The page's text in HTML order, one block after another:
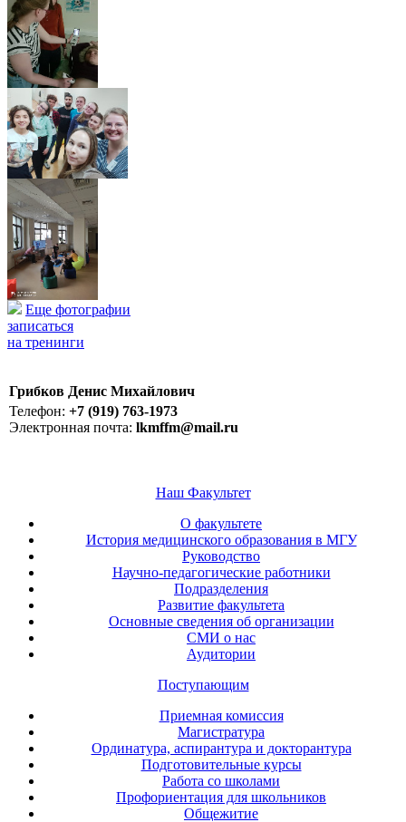
Еще фотографии
записаться
на тренинги
Грибков Денис Михайлович
Телефон: +7 (919) 763-1973
Электронная почта: lkmffm@mail.ru
Наш Факультет
О факультете
История медицинского образования в МГУ
Руководство
Научно-педагогические работники
Подразделения
Развитие факультета
Основные сведения об организации
СМИ о нас
Аудитории
Поступающим
Приемная комиссия
Магистратура
Ординатура, аспирантура и докторантура
Подготовительные курсы
Работа со школами
Профориентация для школьников
Общежитие